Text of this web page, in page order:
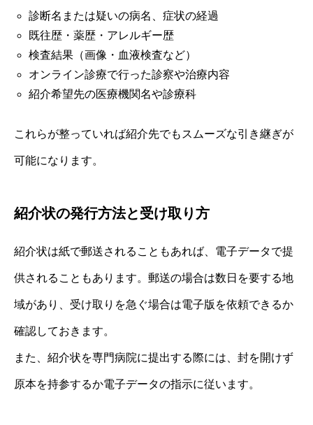
診断名または疑いの病名、症状の経過
既往歴・薬歴・アレルギー歴
検査結果（画像・血液検査など）
オンライン診療で行った診察や治療内容
紹介希望先の医療機関名や診療科
これらが整っていれば紹介先でもスムーズな引き継ぎが
可能になります。
紹介状の発行方法と受け取り方
紹介状は紙で郵送されることもあれば、電子データで提
供されることもあります。郵送の場合は数日を要する地
域があり、受け取りを急ぐ場合は電子版を依頼できるか
確認しておきます。
また、紹介状を専門病院に提出する際には、封を開けず
原本を持参するか電子データの指示に従います。